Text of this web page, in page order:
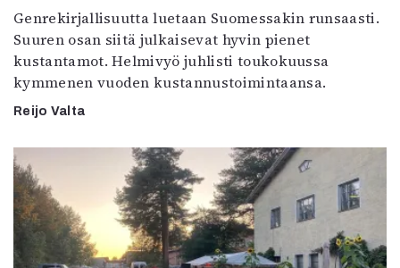
Genrekirjallisuutta luetaan Suomessakin runsaasti.
Suuren osan siitä julkaisevat hyvin pienet
kustantamot. Helmivyö juhlisti toukokuussa
kymmenen vuoden kustannustoimintaansa.
Reijo Valta